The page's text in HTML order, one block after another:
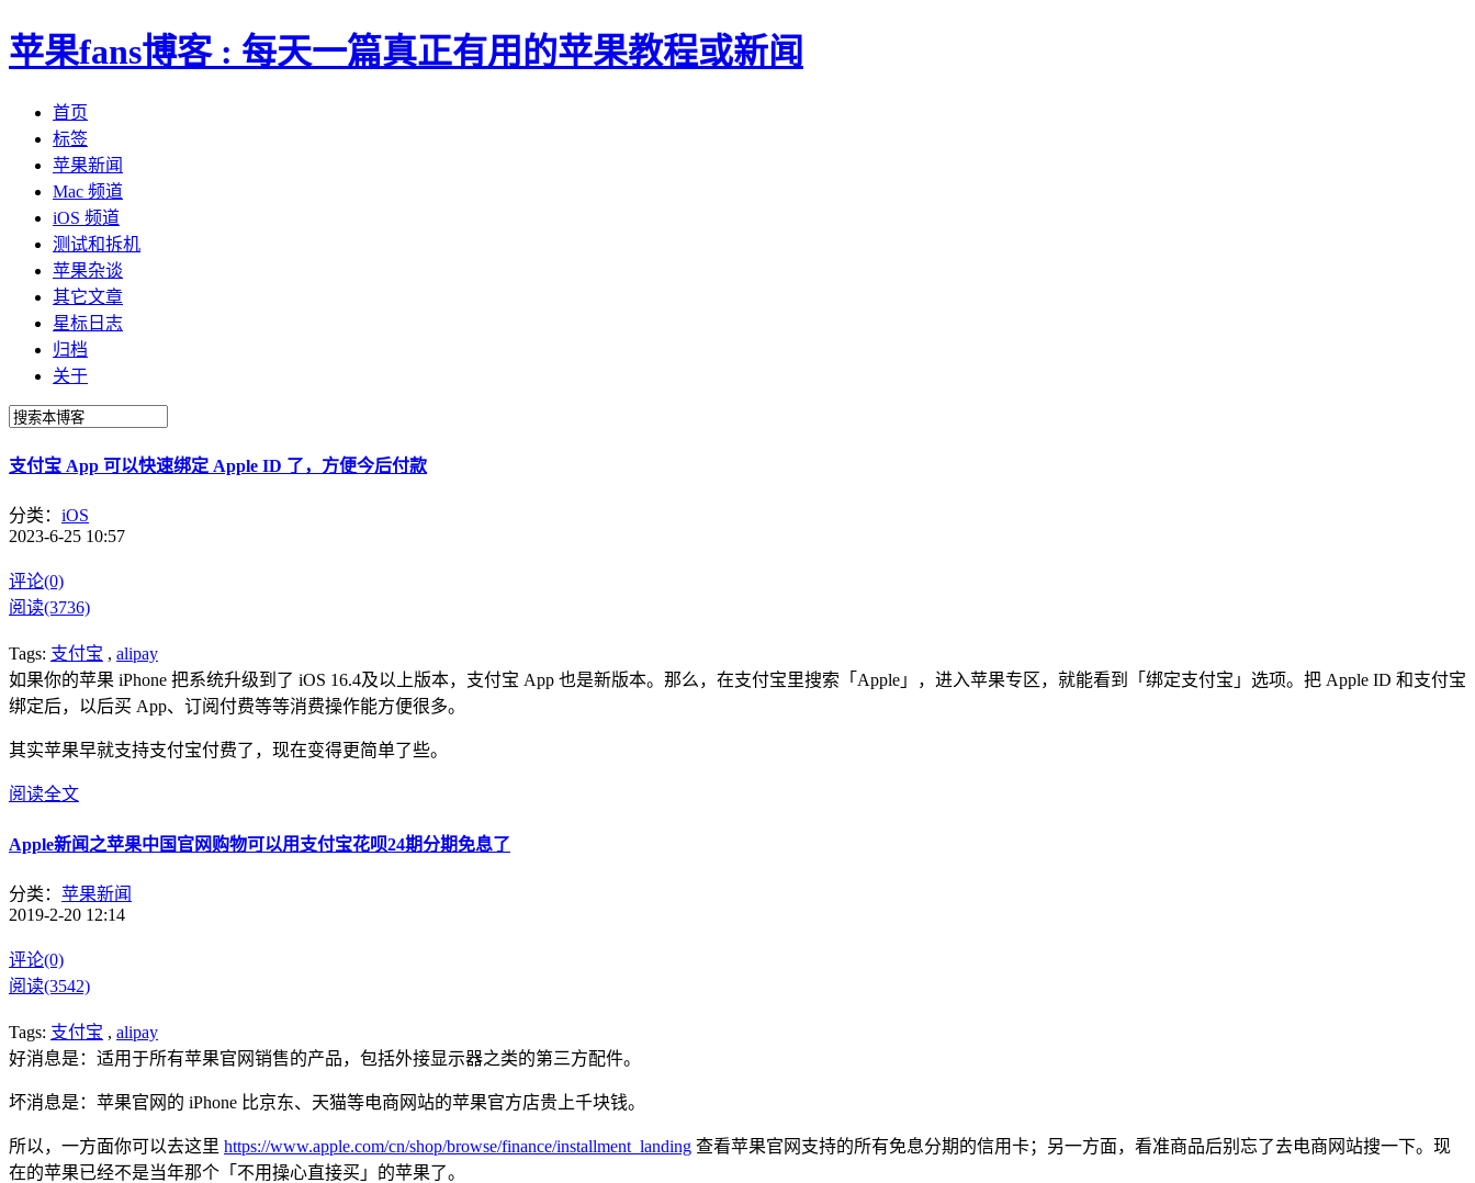
苹果fans博客 : 每天一篇真正有用的苹果教程或新闻
首页
标签
苹果新闻
Mac 频道
iOS 频道
测试和拆机
苹果杂谈
其它文章
星标日志
归档
关于
支付宝 App 可以快速绑定 Apple ID 了，方便今后付款
分类： iOS
2023-6-25 10:57
评论(0)
阅读(3736)
Tags: 支付宝 , alipay
如果你的苹果 iPhone 把系统升级到了 iOS 16.4及以上版本，支付宝 App 也是新版本。那么，在支付宝里搜索「Apple」，进入苹果专区，就能看到「绑定支付宝」选项。把 Apple ID 和支付宝
绑定后，以后买 App、订阅付费等等消费操作能方便很多。
其实苹果早就支持支付宝付费了，现在变得更简单了些。
阅读全文
Apple新闻之苹果中国官网购物可以用支付宝花呗24期分期免息了
分类： 苹果新闻
2019-2-20 12:14
评论(0)
阅读(3542)
Tags: 支付宝 , alipay
好消息是：适用于所有苹果官网销售的产品，包括外接显示器之类的第三方配件。
坏消息是：苹果官网的 iPhone 比京东、天猫等电商网站的苹果官方店贵上千块钱。
所以，一方面你可以去这里 https://www.apple.com/cn/shop/browse/finance/installment_landing 查看苹果官网支持的所有免息分期的信用卡；另一方面，看准商品后别忘了去电商网站搜一下。现
在的苹果已经不是当年那个「不用操心直接买」的苹果了。